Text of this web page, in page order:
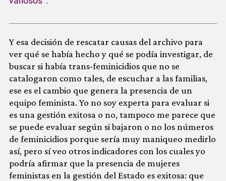
Y esa decisión de rescatar causas del archivo para
ver qué se había hecho y qué se podía investigar, de
buscar si había trans-feminicidios que no se
catalogaron como tales, de escuchar a las familias,
ese es el cambio que genera la presencia de un
equipo feminista. Yo no soy experta para evaluar si
es una gestión exitosa o no, tampoco me parece que
se puede evaluar según si bajaron o no los números
de feminicidios porque sería muy maniqueo medirlo
así, pero sí veo otros indicadores con los cuales yo
podría afirmar que la presencia de mujeres
feministas en la gestión del Estado es exitosa: que